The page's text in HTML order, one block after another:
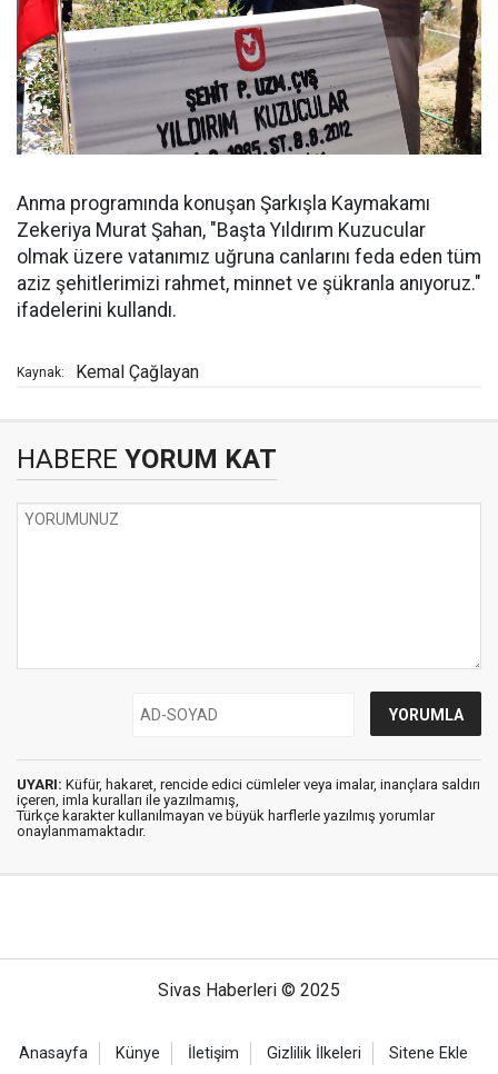
Anma programında konuşan Şarkışla Kaymakamı
Zekeriya Murat Şahan, "Başta Yıldırım Kuzucular
olmak üzere vatanımız uğruna canlarını feda eden tüm
aziz şehitlerimizi rahmet, minnet ve şükranla anıyoruz."
ifadelerini kullandı.
Kaynak: Kemal Çağlayan
HABERE YORUM KAT
UYARI: Küfür, hakaret, rencide edici cümleler veya imalar, inançlara saldırı
içeren, imla kuralları ile yazılmamış,
Türkçe karakter kullanılmayan ve büyük harflerle yazılmış yorumlar
onaylanmamaktadır.
Sivas Haberleri © 2025
Anasayfa Künye İletişim Gizlilik İlkeleri Sitene Ekle